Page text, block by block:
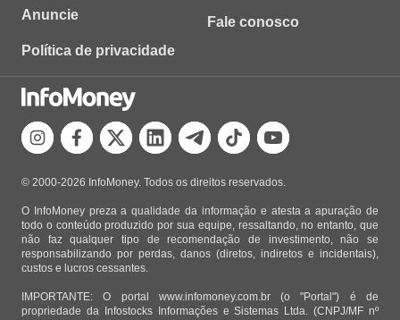
Anuncie
Política de privacidade
Fale conosco
© 2000-2026 InfoMoney. Todos os direitos reservados.
O InfoMoney preza a qualidade da informação e atesta a apuração de
todo o conteúdo produzido por sua equipe, ressaltando, no entanto, que
não faz qualquer tipo de recomendação de investimento, não se
responsabilizando por perdas, danos (diretos, indiretos e incidentais),
custos e lucros cessantes.
IMPORTANTE: O portal www.infomoney.com.br (o "Portal") é de
propriedade da Infostocks Informações e Sistemas Ltda. (CNPJ/MF nº